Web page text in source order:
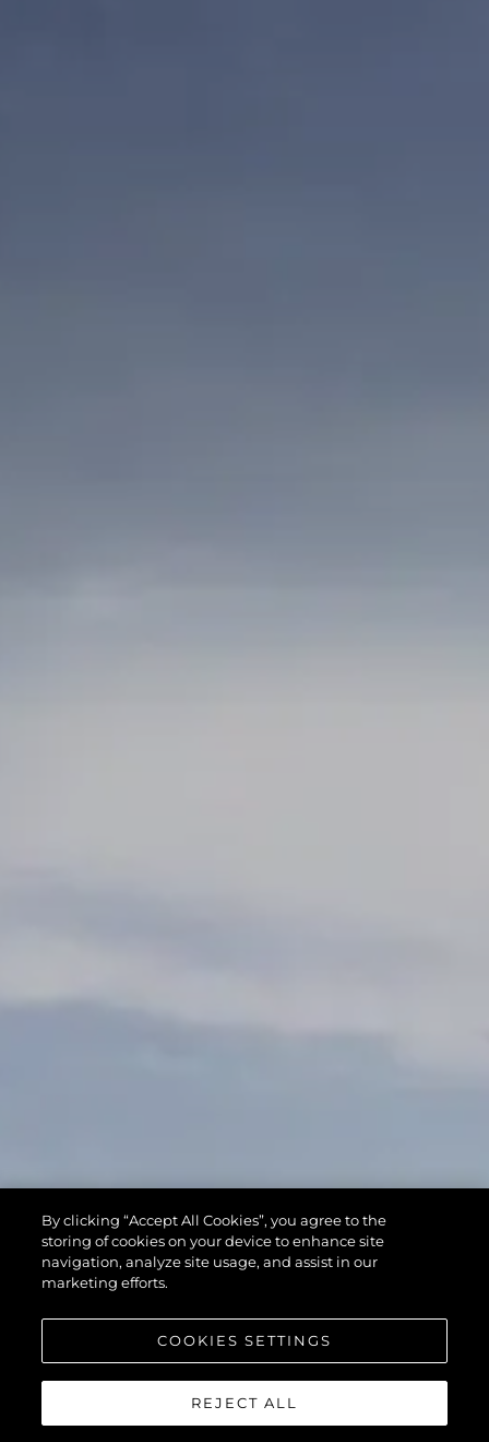
By clicking “Accept All Cookies”, you agree to the
storing of cookies on your device to enhance site
navigation, analyze site usage, and assist in our
marketing efforts.
COOKIES SETTINGS
REJECT ALL